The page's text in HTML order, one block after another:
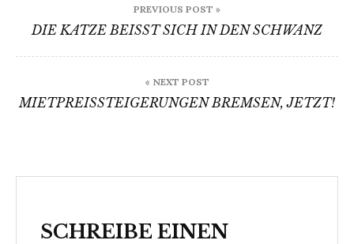
PREVIOUS POST »
DIE KATZE BEISST SICH IN DEN SCHWANZ
« NEXT POST
MIETPREISSTEIGERUNGEN BREMSEN, JETZT!
SCHREIBE EINEN